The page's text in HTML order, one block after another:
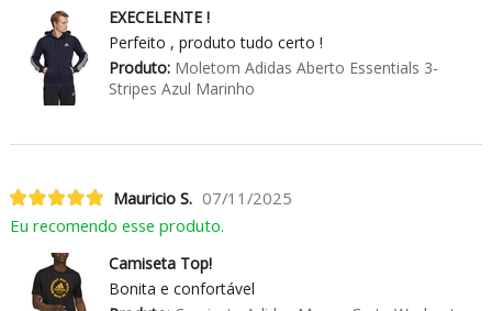
EXECELENTE !
Perfeito , produto tudo certo !
Produto:Moletom Adidas Aberto Essentials 3-
Stripes Azul Marinho
Mauricio S. 07/11/2025
Eu recomendo esse produto.
Camiseta Top!
Bonita e confortável